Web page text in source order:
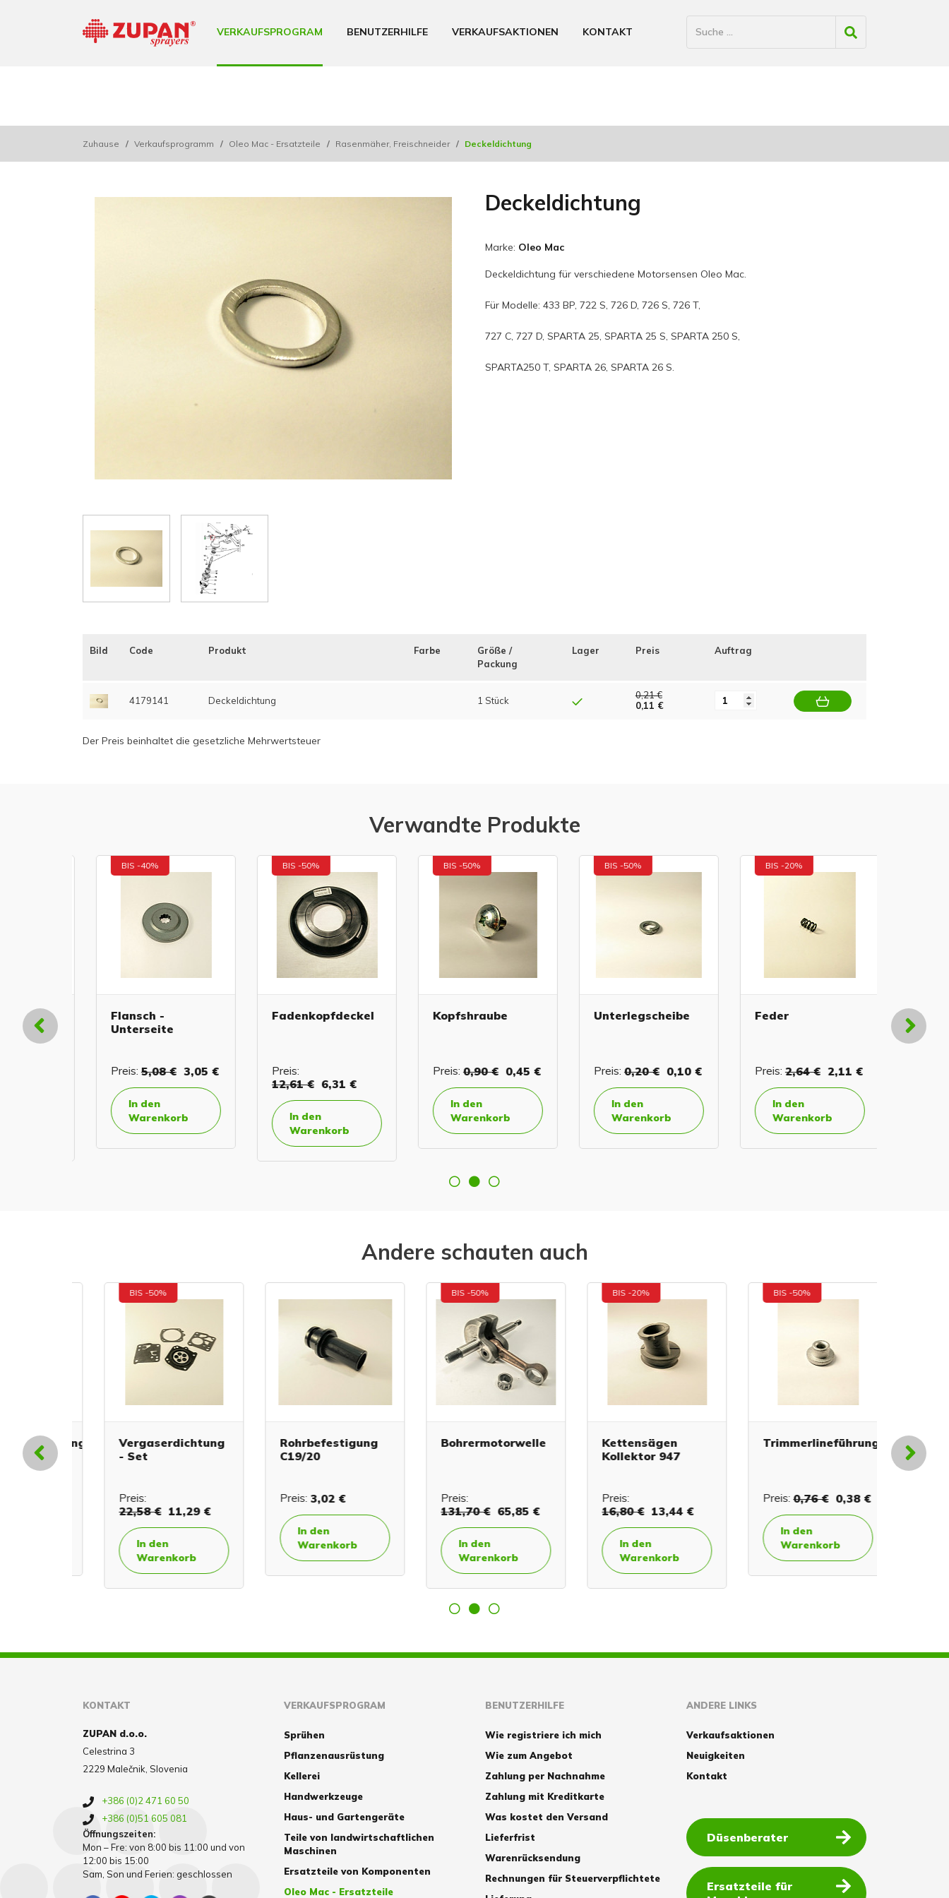
VERKAUFSPROGRAM BENUTZERHILFE VERKAUFSAKTIONEN KONTAKT
Zuhause / Verkaufsprogramm / Oleo Mac - Ersatzteile / Rasenmäher, Freischneider / Deckeldichtung
Deckeldichtung
Marke: Oleo Mac
Deckeldichtung für verschiedene Motorsensen Oleo Mac.
Für Modelle: 433 BP, 722 S, 726 D, 726 S, 726 T,
727 C, 727 D, SPARTA 25, SPARTA 25 S, SPARTA 250 S,
SPARTA250 T, SPARTA 26, SPARTA 26 S.
Bild Code Produkt Farbe
Größe /
Packung
Lager Preis Auftrag
4179141 Deckeldichtung 1 Stück
0,21 €
0,11 €
Der Preis beinhaltet die gesetzliche Mehrwertsteuer
Verwandte Produkte
BIS -40%
Flansch -
Unterseite
Preis: 5,08 € 3,05 €
In den
Warenkorb
BIS -50%
Fadenkopfdeckel
Preis:
12,61 € 6,31 €
In den
Warenkorb
BIS -50%
Kopfshraube
Preis: 0,90 € 0,45 €
In den
Warenkorb
BIS -50%
Unterlegscheibe
Preis: 0,20 € 0,10 €
In den
Warenkorb
BIS -20%
Feder
Preis: 2,64 € 2,11 €
In den
Warenkorb
453
Andere schauten auch
BIS -50%
Vergaserdichtung
- Set
Preis:
22,58 € 11,29 €
In den
Warenkorb
Rohrbefestigung
C19/20
Preis: 3,02 €
In den
Warenkorb
BIS -50%
Bohrermotorwelle
Preis:
131,70 € 65,85 €
In den
Warenkorb
BIS -20%
Kettensägen
Kollektor 947
Preis:
16,80 € 13,44 €
In den
Warenkorb
BIS -50%
Trimmerlineführung
Preis: 0,76 € 0,38 €
In den
Warenkorb
KONTAKT
ZUPAN d.o.o.
Celestrina 3
2229 Malečnik, Slovenia
+386 (0)2 471 60 50
+386 (0)51 605 081
Öffnungszeiten:
Mon – Fre: von 8:00 bis 11:00 und von
12:00 bis 15:00
Sam, Son und Ferien: geschlossen
VERKAUFSPROGRAM
Sprühen
Pflanzenausrüstung
Kellerei
Handwerkzeuge
Haus- und Gartengeräte
Teile von landwirtschaftlichen
Maschinen
Ersatzteile von Komponenten
Oleo Mac - Ersatzteile
BENUTZERHILFE
Wie registriere ich mich
Wie zum Angebot
Zahlung per Nachnahme
Zahlung mit Kreditkarte
Was kostet den Versand
Lieferfrist
Warenrücksendung
Rechnungen für Steuerverpflichtete
ANDERE LINKS
Verkaufsaktionen
Neuigkeiten
Kontakt
Düsenberater
Ersatzteile für